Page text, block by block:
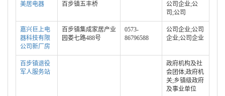
美居电器 百步镇五丰桥
公司企业;公
司;公司
嘉兴巨上电
器科技有限
公司新厂房
百步镇集成家居产业
园娄七路488号
0573-
86796588
公司企业;公司
企业;公司企业
百步镇退役
军人服务站
政府机构及社
会团体;政府机
关;乡镇级政府
及事业单位